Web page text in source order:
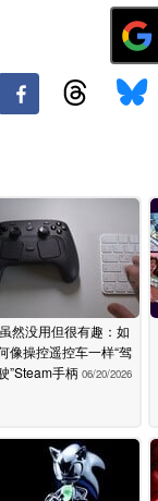
虽然没用但很有趣：如
像操控遥控车一样“驾
”Steam手柄 06/20/2026